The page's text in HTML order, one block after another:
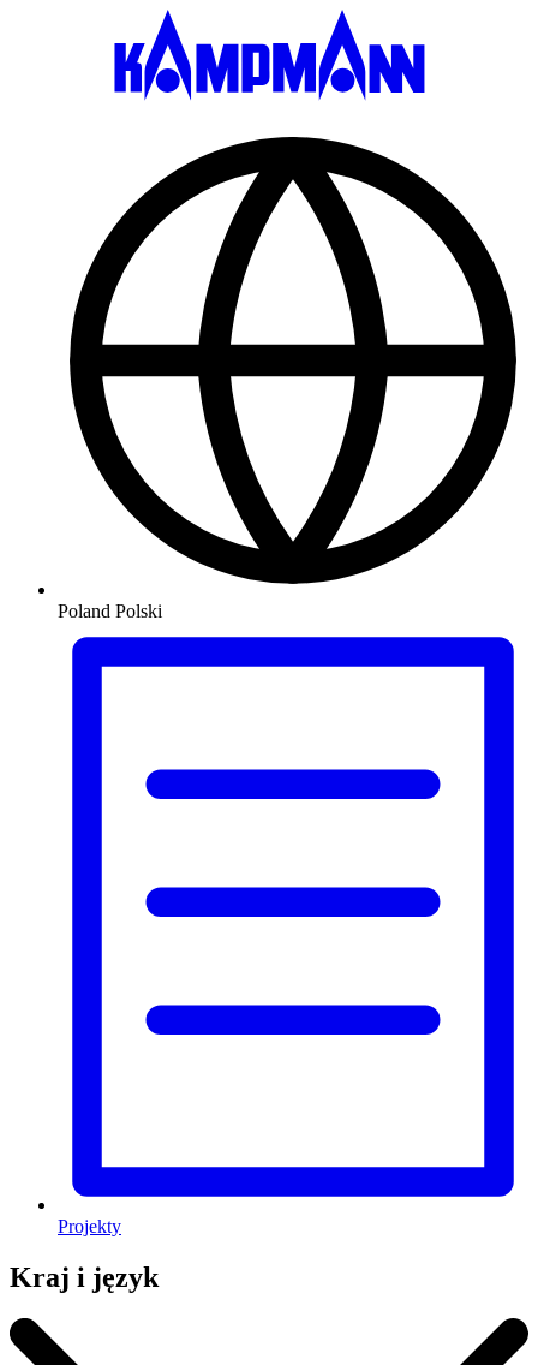
Poland Polski
Projekty
Kraj i język